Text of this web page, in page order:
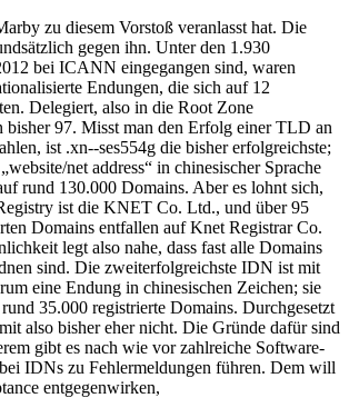
zu diesem Vorstoß veranlasst hat. Die
gegen ihn. Unter den 1.930
bei ICANN eingegangen sind, waren
Endungen, die sich auf 12
Delegiert, also in die Root Zone
bisher 97. Misst man den Erfolg einer TLD an
ist .xn--ses554g die bisher erfolgreichste;
net address“ in chinesischer Sprache
rund 130.000 Domains. Aber es lohnt sich,
ist die KNET Co. Ltd., und über 95
Domains entfallen auf Knet Registrar Co.
legt also nahe, dass fast alle Domains
sind. Die zweiterfolgreichste IDN ist mit
eine Endung in chinesischen Zeichen; sie
35.000 registrierte Domains. Durchgesetzt
also bisher eher nicht. Die Gründe dafür sind
gibt es nach wie vor zahlreiche Software-
IDNs zu Fehlermeldungen führen. Dem will
entgegenwirken,